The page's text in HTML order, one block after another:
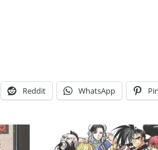
Reddit WhatsApp